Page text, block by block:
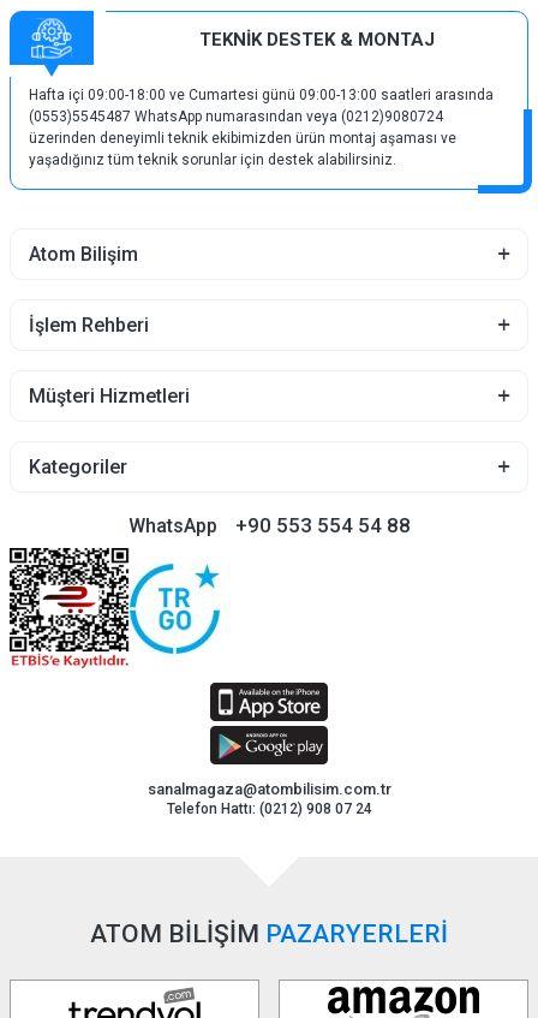
TEKNİK DESTEK & MONTAJ
Hafta içi 09:00-18:00 ve Cumartesi günü 09:00-13:00 saatleri arasında
(0553)5545487 WhatsApp numarasından veya (0212)9080724
üzerinden deneyimli teknik ekibimizden ürün montaj aşaması ve
yaşadığınız tüm teknik sorunlar için destek alabilirsiniz.
Atom Bilişim
İşlem Rehberi
Müşteri Hizmetleri
Kategoriler
WhatsApp +90 553 554 54 88
sanalmagaza@atombilisim.com.tr
Telefon Hattı: (0212) 908 07 24
ATOM BİLİŞİM PAZARYERLERİ